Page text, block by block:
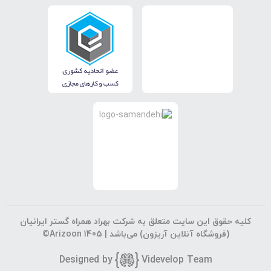
کلیه حقوق این سایت متعلق به شرکت بهراد همراه گستر ایرانیان
(فروشگاه آنلاین آریزون) می‌باشد | ©Arizoon 1405
Designed by Videvelop Team